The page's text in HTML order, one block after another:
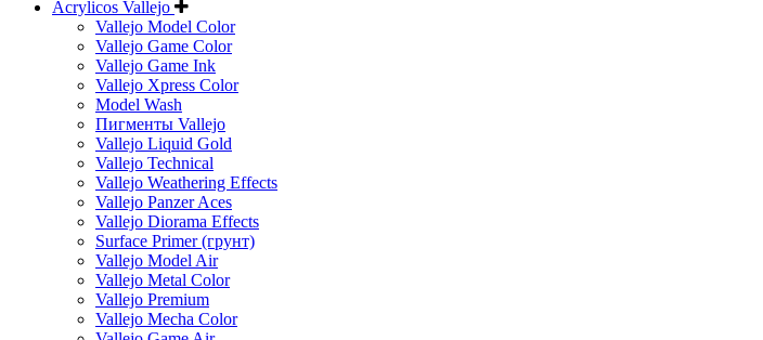
Acrylicos Vallejo
Vallejo Model Color
Vallejo Game Color
Vallejo Game Ink
Vallejo Xpress Color
Model Wash
Пигменты Vallejo
Vallejo Liquid Gold
Vallejo Technical
Vallejo Weathering Effects
Vallejo Panzer Aces
Vallejo Diorama Effects
Surface Primer (грунт)
Vallejo Model Air
Vallejo Metal Color
Vallejo Premium
Vallejo Mecha Color